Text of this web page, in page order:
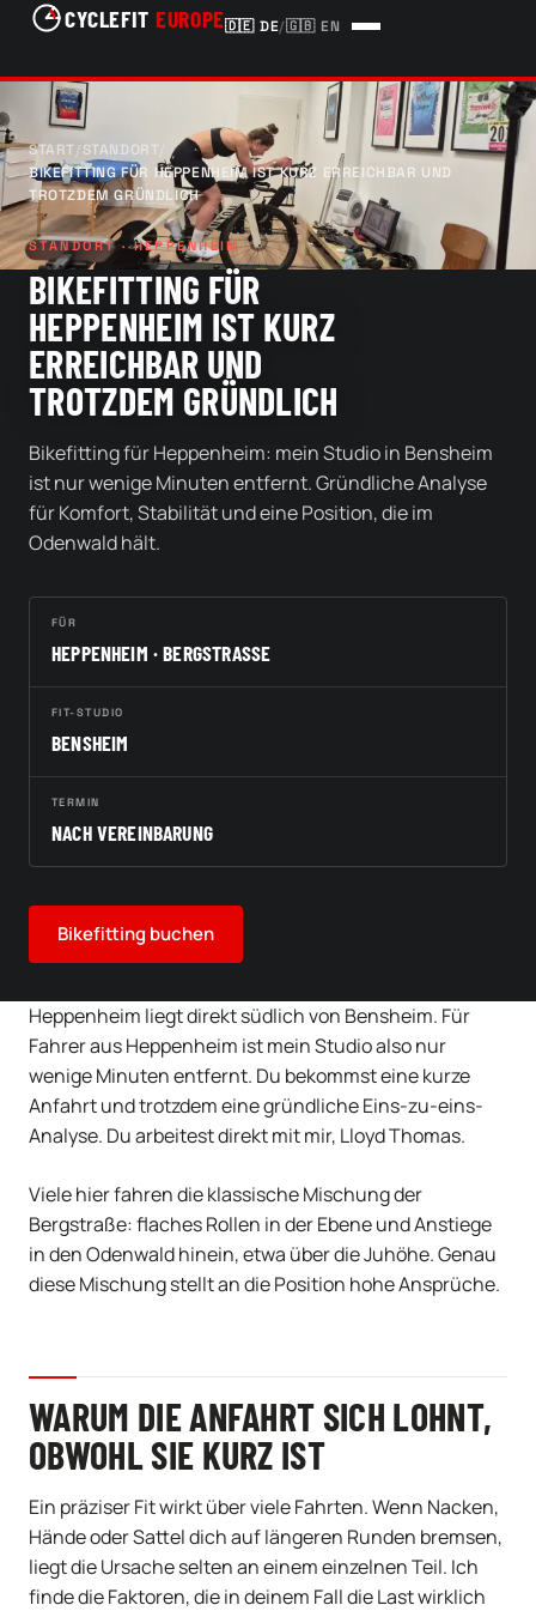
CYCLEFIT EUROPE🇩🇪 DE/🇬🇧 EN
START/STANDORT
BIKEFITTING FÜR HEPPENHEIM IST KURZ ERREICHBAR UND
TROTZDEM GRÜNDLICH
STANDORT · HEPPENHEIM
BIKEFITTING FÜR
HEPPENHEIM IST KURZ
ERREICHBAR UND
TROTZDEM GRÜNDLICH
Bikefitting für Heppenheim: mein Studio in Bensheim
ist nur wenige Minuten entfernt. Gründliche Analyse
für Komfort, Stabilität und eine Position, die im
Odenwald hält.
FÜR
HEPPENHEIM · BERGSTRASSE
FIT-STUDIO
BENSHEIM
TERMIN
NACH VEREINBARUNG
Bikefitting buchen
Heppenheim liegt direkt südlich von Bensheim. Für
Fahrer aus Heppenheim ist mein Studio also nur
wenige Minuten entfernt. Du bekommst eine kurze
Anfahrt und trotzdem eine gründliche Eins-zu-eins-
Analyse. Du arbeitest direkt mit mir, Lloyd Thomas.
Viele hier fahren die klassische Mischung der
Bergstraße: flaches Rollen in der Ebene und Anstiege
in den Odenwald hinein, etwa über die Juhöhe. Genau
diese Mischung stellt an die Position hohe Ansprüche.
WARUM DIE ANFAHRT SICH LOHNT,
OBWOHL SIE KURZ IST
Ein präziser Fit wirkt über viele Fahrten. Wenn Nacken,
Hände oder Sattel dich auf längeren Runden bremsen,
liegt die Ursache selten an einem einzelnen Teil. Ich
finde die Faktoren, die in deinem Fall die Last wirklich